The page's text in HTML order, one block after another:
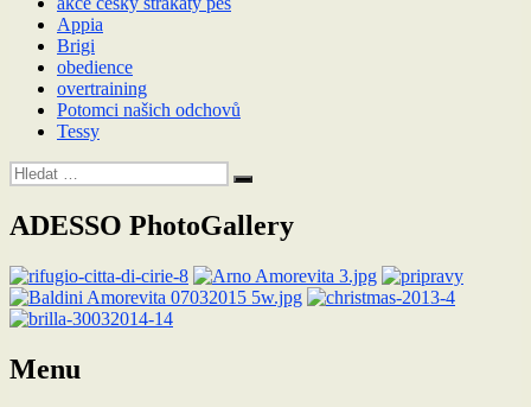
Appia
Brigi
obedience
overtraining
Potomci našich odchovů
Tessy
Hledat:
Hledání
ADESSO PhotoGallery
Menu